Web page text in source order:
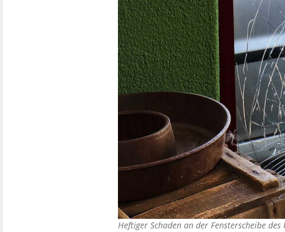
Heftiger Schaden an der Fensterscheibe